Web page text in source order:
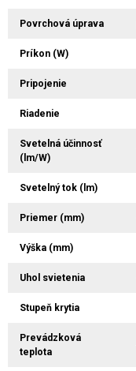
Povrchová úprava
Príkon (W)
Pripojenie
Riadenie
Svetelná účinnosť
(lm/W)
Svetelný tok (lm)
Priemer (mm)
Výška (mm)
Uhol svietenia
Stupeň krytia
Prevádzková
teplota